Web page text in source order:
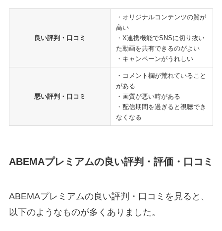
良い評判・口コミ
・オリジナルコンテンツの質が
高い
・X連携機能でSNSに切り抜い
た動画を共有できるのがよい
・キャンペーンがうれしい
悪い評判・口コミ
・コメント欄が荒れていること
がある
・画質が悪い時がある
・配信期間を過ぎると視聴でき
なくなる
ABEMAプレミアムの良い評判・評価・口コミ
ABEMAプレミアムの良い評判・口コミを見ると、
以下のようなものが多くありました。